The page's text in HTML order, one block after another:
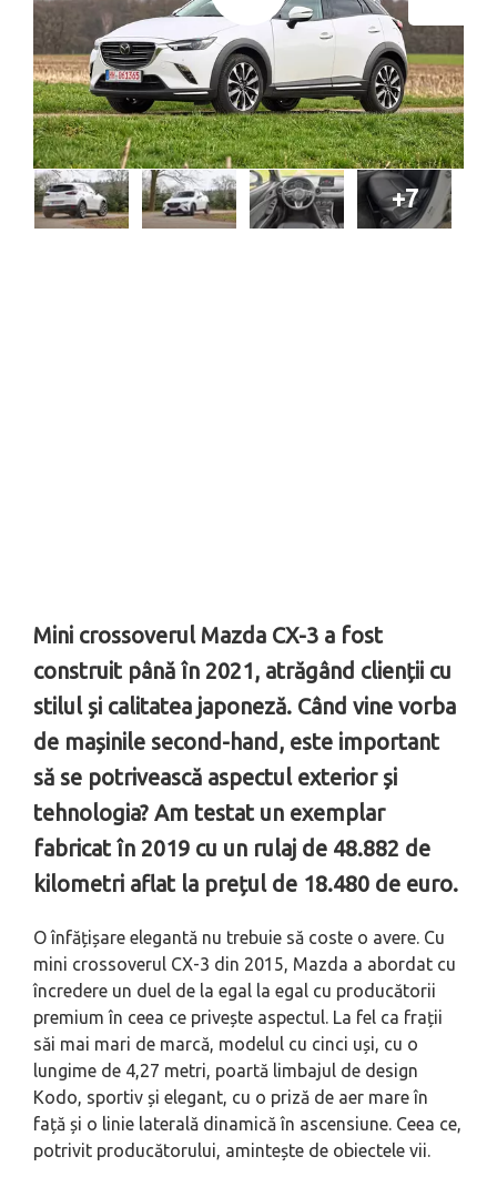
+7
Mini crossoverul Mazda CX-3 a fost
construit până în 2021, atrăgând clienții cu
stilul și calitatea japoneză. Când vine vorba
de mașinile second-hand, este important
să se potrivească aspectul exterior și
tehnologia? Am testat un exemplar
fabricat în 2019 cu un rulaj de 48.882 de
kilometri aflat la prețul de 18.480 de euro.
O înfățișare elegantă nu trebuie să coste o avere. Cu
mini crossoverul CX-3 din 2015, Mazda a abordat cu
încredere un duel de la egal la egal cu producătorii
premium în ceea ce privește aspectul. La fel ca frații
săi mai mari de marcă, modelul cu cinci uși, cu o
lungime de 4,27 metri, poartă limbajul de design
Kodo, sportiv și elegant, cu o priză de aer mare în
față și o linie laterală dinamică în ascensiune. Ceea ce,
potrivit producătorului, amintește de obiectele vii.